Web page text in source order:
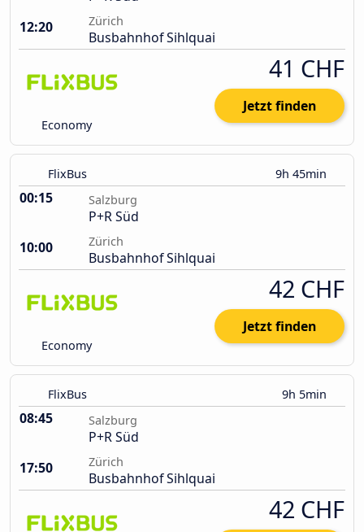
12:20
Zürich
Busbahnhof Sihlquai
Economy
41 CHF
Jetzt finden
FlixBus 9h 45min
00:15 Salzburg
P+R Süd
10:00
Zürich
Busbahnhof Sihlquai
Economy
42 CHF
Jetzt finden
FlixBus 9h 5min
08:45 Salzburg
P+R Süd
17:50
Zürich
Busbahnhof Sihlquai
42 CHF